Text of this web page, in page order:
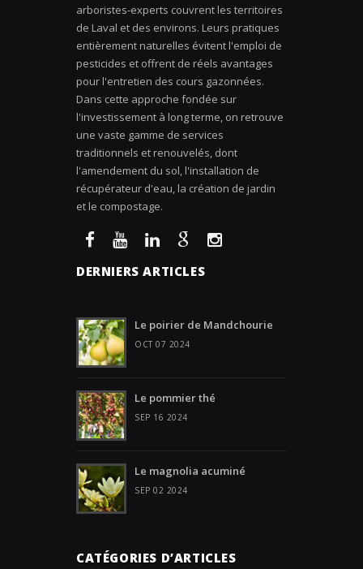
arboristes-experts couvrent les territoires
de Laval et des environs. Leurs pratiques
entièrement naturelles évitent l'emploi de
pesticides et offrent de réels avantages
pour l'entretien des cours gazonnées.
Dans cette approche fondée sur
l'investissement à long terme, on retrouve
une vaste gamme de services
traditionnels et renouvelés, dont
l'amendement du sol, l'installation de
récupérateur d'eau, la création de jardin
et le compostage.
DERNIERS ARTICLES
Le poirier de Mandchourie
OCT 07 2024
Le pommier thé
SEP 16 2024
Le magnolia acuminé
SEP 02 2024
CATÉGORIES D’ARTICLES